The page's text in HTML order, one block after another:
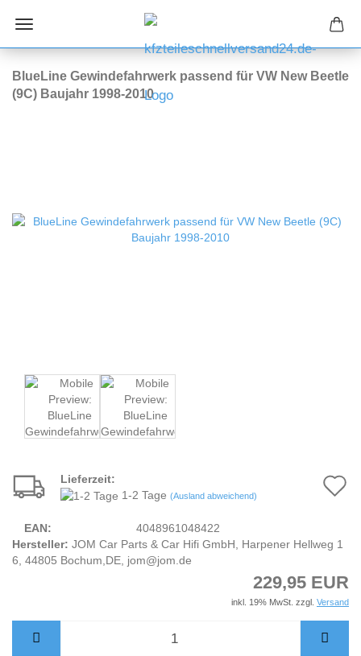
BlueLine Gewindefahrwerk passend für VW New Beetle
(9C) Baujahr 1998-2010
Lieferzeit:
1-2 Tage (Ausland abweichend)
EAN:
4048961048422
Hersteller: JOM Car Parts & Car Hifi GmbH, Harpener Hellweg 1
6, 44805 Bochum,DE, jom@jom.de
229,95 EUR
inkl. 19% MwSt. zzgl. Versand